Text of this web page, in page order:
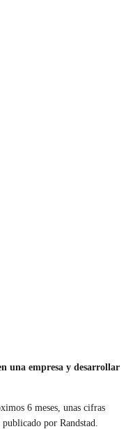
una empresa y desarrollar
6 meses, unas cifras
por Randstad.